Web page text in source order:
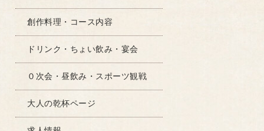
創作料理・コース内容
ドリンク・ちょい飲み・宴会
０次会・昼飲み・スポーツ観戦
大人の乾杯ページ